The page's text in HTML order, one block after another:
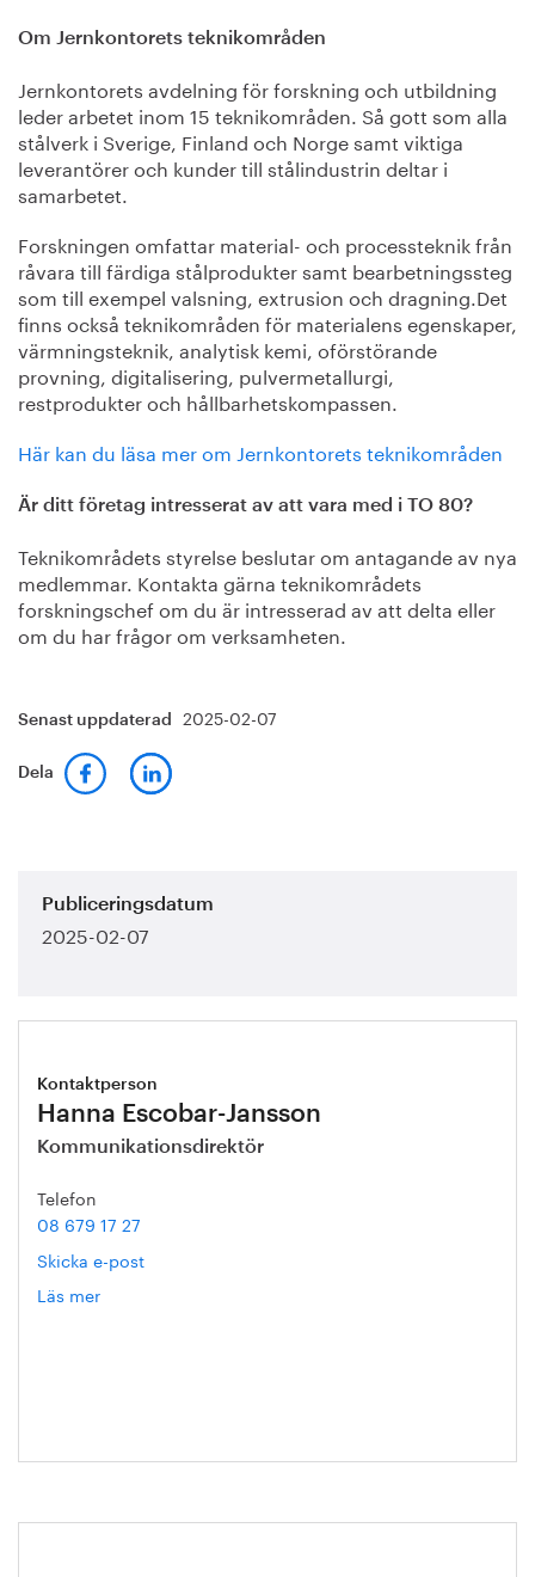
Om Jernkontorets teknikområden
Jernkontorets avdelning för forskning och utbildning
leder arbetet inom 15 teknikområden. Så gott som alla
stålverk i Sverige, Finland och Norge samt viktiga
leverantörer och kunder till stålindustrin deltar i
samarbetet.
Forskningen omfattar material- och processteknik från
råvara till färdiga stålprodukter samt bearbetningssteg
som till exempel valsning, extrusion och dragning.Det
finns också teknikområden för materialens egenskaper,
värmningsteknik, analytisk kemi, oförstörande
provning, digitalisering, pulvermetallurgi,
restprodukter och hållbarhetskompassen.
Här kan du läsa mer om Jernkontorets teknikområden
Är ditt företag intresserat av att vara med i TO 80?
Teknikområdets styrelse beslutar om antagande av nya
medlemmar. Kontakta gärna teknikområdets
forskningschef om du är intresserad av att delta eller
om du har frågor om verksamheten.
Senast uppdaterad 2025-02-07
Dela
Publiceringsdatum
2025-02-07
Kontaktperson
Hanna Escobar-Jansson
Kommunikationsdirektör
Telefon
08 679 17 27
Skicka e-post
Läs mer